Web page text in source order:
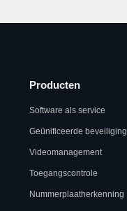
Producten
Software als service
Geünificeerde beveiliging
Videomanagement
Toegangscontrole
Nummerplaatherkenning